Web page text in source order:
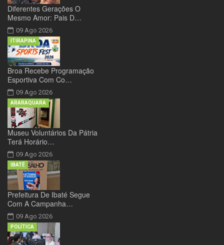
Diferentes Gerações O
Mesmo Amor: Pais D…
09 Ago 2026
Broa Recebe Programação
Esportiva Com Co…
09 Ago 2026
ITIRAPINA
Museu Voluntários Da Pátria
Terá Horário…
09 Ago 2026
ARARAQUARA
Prefeitura De Ibaté Segue
Com A Campanha…
09 Ago 2026
IBATÉ
POLÍTICA